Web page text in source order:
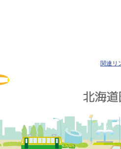
関連リ